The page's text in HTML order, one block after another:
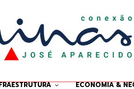
ECONOMIA &